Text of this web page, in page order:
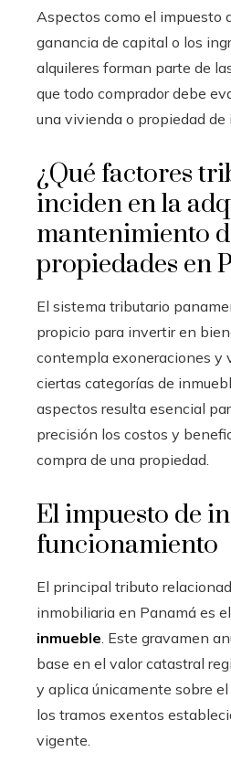
Aspectos como el impuesto
ganancia de capital o los
alquileres forman parte de
que todo comprador debe
una vivienda o propiedad de
¿Qué factores
inciden en la
mantenimiento
propiedades en
El sistema tributario
propicio para invertir en
contempla exoneraciones y
ciertas categorías de
aspectos resulta esencial
precisión los costos y
compra de una propiedad.
El impuesto de
funcionamiento
El principal tributo
inmobiliaria en Panamá es el
inmueble. Este gravamen
base en el valor catastral
y aplica únicamente sobre
los tramos exentos
vigente.